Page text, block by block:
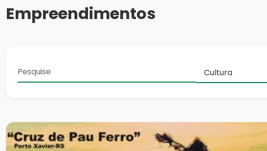
Empreendimentos